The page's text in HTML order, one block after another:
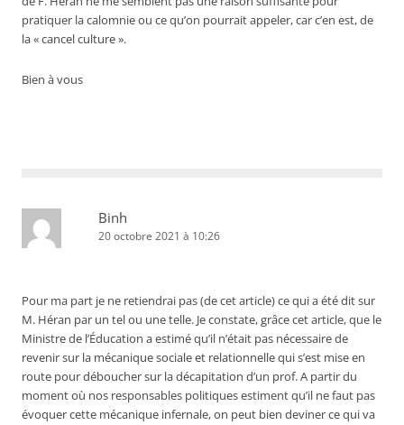
pratiquer la calomnie ou ce qu’on pourrait appeler, car c’en est, de
la « cancel culture ».
Bien à vous
Binh
20 octobre 2021 à 10:26
Pour ma part je ne retiendrai pas (de cet article) ce qui a été dit sur
M. Héran par un tel ou une telle. Je constate, grâce cet article, que le
Ministre de l’Éducation a estimé qu’il n’était pas nécessaire de
revenir sur la mécanique sociale et relationnelle qui s’est mise en
route pour déboucher sur la décapitation d’un prof. A partir du
moment où nos responsables politiques estiment qu’il ne faut pas
évoquer cette mécanique infernale, on peut bien deviner ce qui va